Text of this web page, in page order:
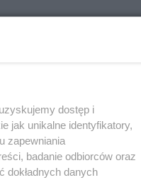
dostęp i
jak unikalne identyfikatory,
zapewniania
badanie odbiorców oraz
dokładnych danych